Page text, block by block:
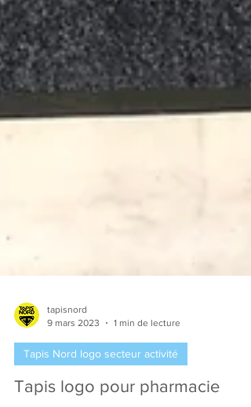
tapisnord
9 mars 2023
1 min de lecture
Tapis Nord logo secteur activité